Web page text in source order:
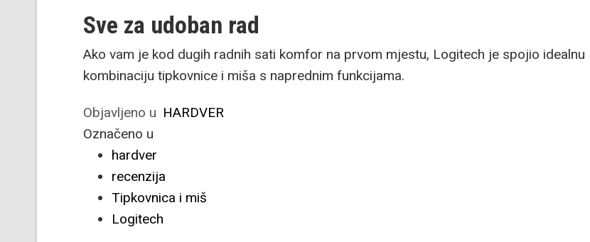
Sve za udoban rad
Ako vam je kod dugih radnih sati komfor na prvom mjestu, Logitech je spojio idealnu
kombinaciju tipkovnice i miša s naprednim funkcijama.
Objavljeno u HARDVER
Označeno u
hardver
recenzija
Tipkovnica i miš
Logitech